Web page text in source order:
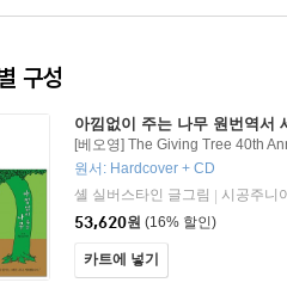
구성
아낌없이 주는 나무 원번역서
[베오영] The Giving Tree 40th
ok
원서: Hardcover + CD
셸 실버스타인 글그림
시공주니
53,620원 (16% 할인)
카트에 넣기